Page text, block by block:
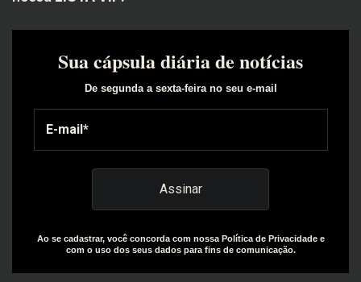
Sua cápsula diária de notícias
De segunda a sexta-feira no seu e-mail
Ao se cadastrar, você concorda com nossa Política de Privacidade e
com o uso dos seus dados para fins de comunicação.